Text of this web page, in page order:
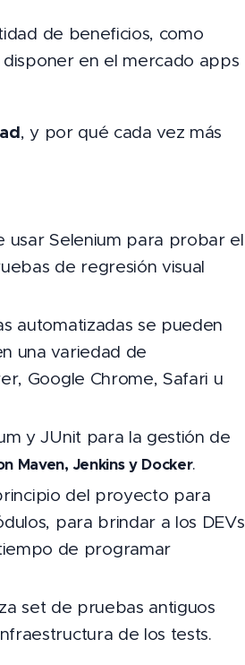
de beneficios, como
en el mercado apps
, y por qué cada vez más
usar Selenium para probar el
de regresión visual
automatizadas se pueden
una variedad de
Google Chrome, Safari u
y JUnit para la gestión de
Maven, Jenkins y Docker.
del proyecto para
para brindar a los DEVs
de programar
set de pruebas antiguos
de los tests.